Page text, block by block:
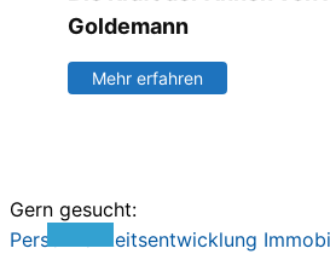
Goldemann
Mehr erfahren
Gern gesucht:
Persönlichkeitsentwicklung